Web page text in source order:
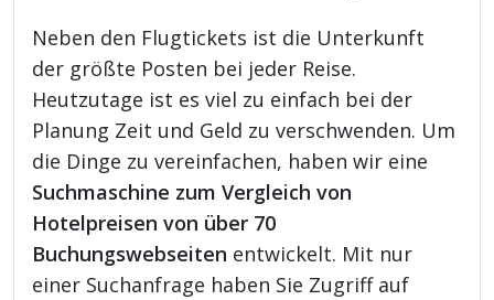
Neben den Flugtickets ist die Unterkunft
der größte Posten bei jeder Reise.
Heutzutage ist es viel zu einfach bei der
Planung Zeit und Geld zu verschwenden. Um
die Dinge zu vereinfachen, haben wir eine
Suchmaschine zum Vergleich von
Hotelpreisen von über 70
Buchungswebseiten entwickelt. Mit nur
einer Suchanfrage haben Sie Zugriff auf